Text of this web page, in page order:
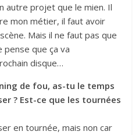
autre projet que le mien. Il
mon métier, il faut avoir
Mais il ne faut pas que
pense que ça va
disque…
de fou, as-tu le temps
? Est-ce que les tournées
en tournée, mais non car